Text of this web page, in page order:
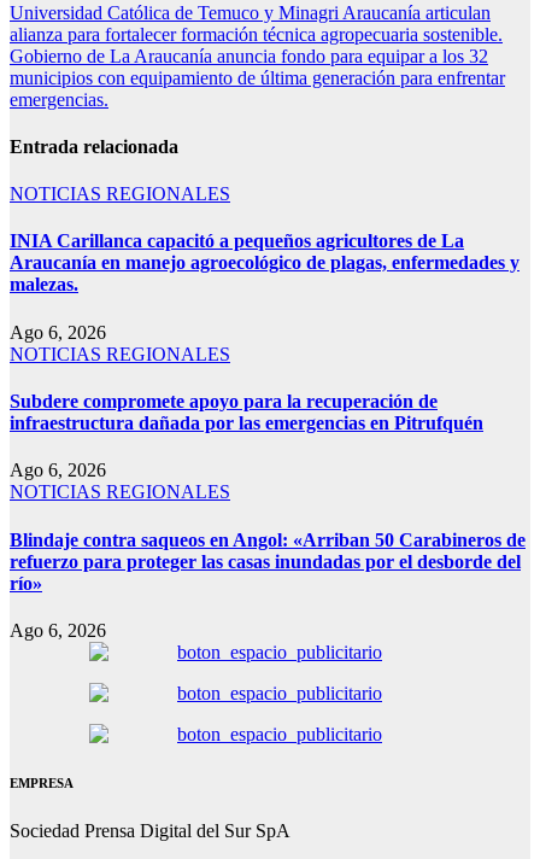
Universidad Católica de Temuco y Minagri Araucanía articulan
alianza para fortalecer formación técnica agropecuaria sostenible.
Gobierno de La Araucanía anuncia fondo para equipar a los 32
municipios con equipamiento de última generación para enfrentar
emergencias.
Entrada relacionada
NOTICIAS REGIONALES
INIA Carillanca capacitó a pequeños agricultores de La
Araucanía en manejo agroecológico de plagas, enfermedades y
malezas.
Ago 6, 2026
NOTICIAS REGIONALES
Subdere compromete apoyo para la recuperación de
infraestructura dañada por las emergencias en Pitrufquén
Ago 6, 2026
NOTICIAS REGIONALES
Blindaje contra saqueos en Angol: «Arriban 50 Carabineros de
refuerzo para proteger las casas inundadas por el desborde del
río»
Ago 6, 2026
EMPRESA
Sociedad Prensa Digital del Sur SpA